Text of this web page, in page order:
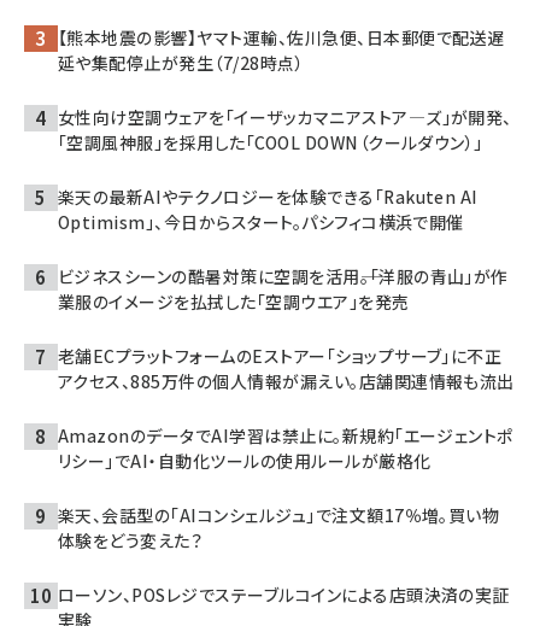
【熊本地震の影響】ヤマト運輸、佐川急便、日本郵便で配送遅
延や集配停止が発生（7/28時点）
女性向け空調ウェアを「イーザッカマニアストア―ズ」が開発、
「空調風神服」を採用した「COOL DOWN（クールダウン）」
楽天の最新AIやテクノロジーを体験できる「Rakuten AI
Optimism」、今日からスタート。パシフィコ横浜で開催
ビジネスシーンの酷暑対策に空調を活用――。「洋服の青山」が作
業服のイメージを払拭した「空調ウエア」を発売
老舗ECプラットフォームのEストアー「ショップサーブ」に不正
アクセス、885万件の個人情報が漏えい。店舗関連情報も流出
AmazonのデータでAI学習は禁止に。新規約「エージェントポ
リシー」でAI・自動化ツールの使用ルールが厳格化
楽天、会話型の「AIコンシェルジュ」で注文額17％増。買い物
体験をどう変えた？
ローソン、POSレジでステーブルコインによる店頭決済の実証
実験